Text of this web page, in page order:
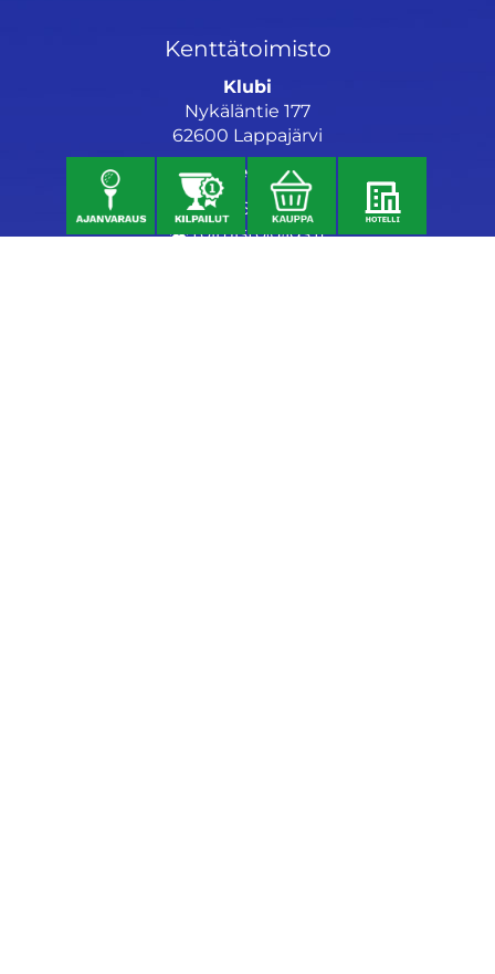
Kenttätoimisto
Klubi
Nykäläntie 177
62600 Lappajärvi
Caddiemaster
06 46040682
toimisto@jgs.fi